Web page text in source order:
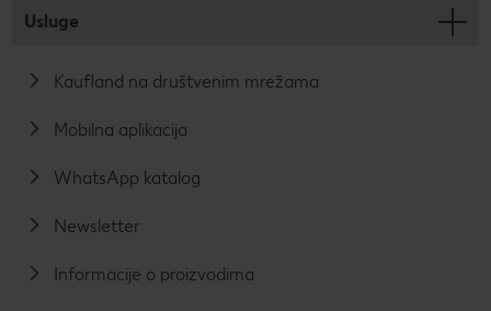
Usluge
Kaufland na društvenim mrežama
Mobilna aplikacija
WhatsApp katalog
Newsletter
Informacije o proizvodima